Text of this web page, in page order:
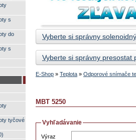
s
do
s
tyčové
Vyberte si správny
Vyberte si správny presostat
E-Shop » Teplota » Odporové snímače
MBT 5250
Vyhľadávanie
Výraz